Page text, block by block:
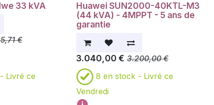
33 kVA
€
Livré ce
Promotion!
Huawei SUN2000-40KTL-M3
(44 kVA) - 4MPPT - 5 ans de
garantie
3.040,00 € 3.200,00€
8 en stock - Livré ce
Vendredi